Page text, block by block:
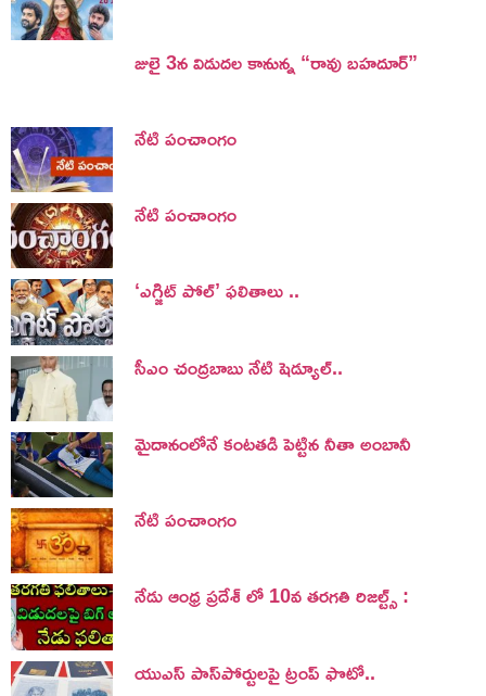
జులై 3న విడుదల కానున్న “రావు బహదూర్”
నేటి పంచాంగం
నేటి పంచాంగం
‘ఎగ్జిట్ పోల్’ ఫలితాలు ..
సీఎం చంద్రబాబు నేటి షెడ్యూల్..
మైదానంలోనే కంటతడి పెట్టిన నీతా అంబానీ
నేటి పంచాంగం
నేడు ఆంధ్ర ప్రదేశ్ లో 10వ తరగతి రిజల్ట్స్ :
యుఎస్ పాస్‌పోర్టులపై ట్రంప్‌ ఫొటో..